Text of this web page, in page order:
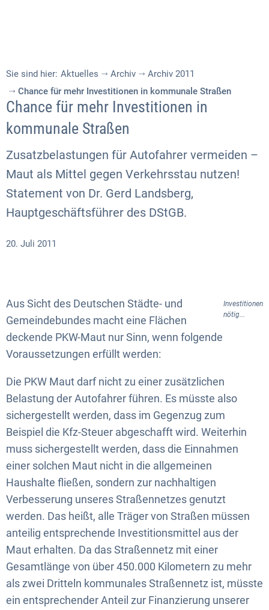
Sie sind hier: Aktuelles Archiv
Archiv 2011
Chance für mehr Investitionen in kommunale Straßen
Chance für mehr Investitionen in
kommunale Straßen
Zusatzbelastungen für Autofahrer vermeiden –
Maut als Mittel gegen Verkehrsstau nutzen!
Statement von Dr. Gerd Landsberg,
Hauptgeschäftsführer des DStGB.
20. Juli 2011
Investitionen
nötig...
Aus Sicht des Deutschen Städte- und
Gemeindebundes macht eine Flächen
deckende PKW-Maut nur Sinn, wenn folgende
Voraussetzungen erfüllt werden:
Die PKW Maut darf nicht zu einer zusätzlichen
Belastung der Autofahrer führen. Es müsste also
sichergestellt werden, dass im Gegenzug zum
Beispiel die Kfz-Steuer abgeschafft wird. Weiterhin
muss sichergestellt werden, dass die Einnahmen
einer solchen Maut nicht in die allgemeinen
Haushalte fließen, sondern zur nachhaltigen
Verbesserung unseres Straßennetzes genutzt
werden. Das heißt, alle Träger von Straßen müssen
anteilig entsprechende Investitionsmittel aus der
Maut erhalten. Da das Straßennetz mit einer
Gesamtlänge von über 450.000 Kilometern zu mehr
als zwei Dritteln kommunales Straßennetz ist, müsste
ein entsprechender Anteil zur Finanzierung unserer